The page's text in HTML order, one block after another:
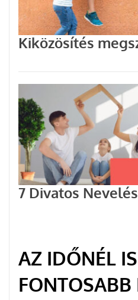
Kiközösítés
7 Divatos
AZ IDŐNÉL IS
FONTOSABB